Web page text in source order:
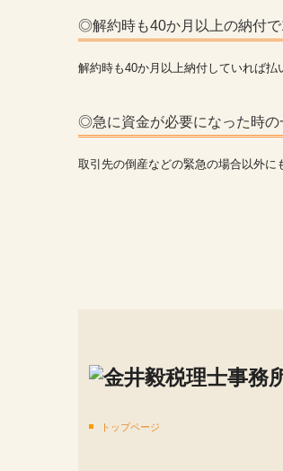
◎解約時も40か月以上の納付で
解約時も40か月以上納付していれば払
◎急に資金が必要になった時の
取引先の倒産などの緊急の場合以外に
トップページ